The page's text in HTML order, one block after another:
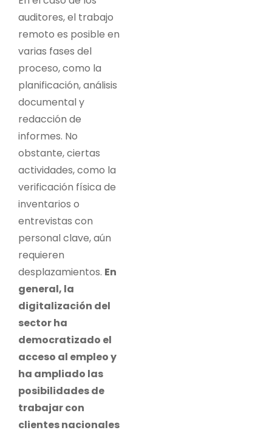
auditores, el trabajo
remoto es posible en
varias fases del
proceso, como la
planificación, análisis
documental y
redacción de
informes. No
obstante, ciertas
actividades, como la
verificación física de
inventarios o
entrevistas con
personal clave, aún
requieren
desplazamientos. En
general, la
digitalización del
sector ha
democratizado el
acceso al empleo y
ha ampliado las
posibilidades de
trabajar con
clientes nacionales